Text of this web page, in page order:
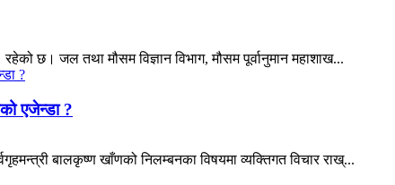
छ। जल तथा मौसम विज्ञान विभाग, मौसम पूर्वानुमान महाशाख...
एजेन्डा ?
बालकृष्ण खाँणको निलम्बनका विषयमा व्यक्तिगत विचार राख्...